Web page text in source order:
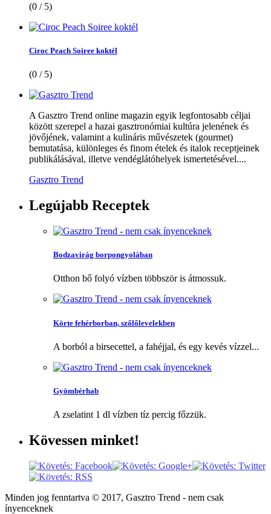
(0 / 5)
Ciroc Peach Soiree koktél
(0 / 5)
A Gasztro Trend online magazin egyik legfontosabb céljai
között szerepel a hazai gasztronómiai kultúra jelenének és
jövőjének, valamint a kulináris művészetek (gourmet)
bemutatása, különleges és finom ételek és italok receptjeinek
publikálásával, illetve vendéglátóhelyek ismertetésével....
Gasztro Trend
Legújabb Receptek
Bodzavirág borpongyolában
Otthon bő folyó vízben többször is átmossuk.
Körte fehérborban, szőlőlevelekben
A borból a birsecettel, a fahéjjal, és egy kevés vízzel...
Gyömbérhab
A zselatint 1 dl vízben tíz percig főzzük.
Kövessen minket!
Minden jog fenntartva © 2017, Gasztro Trend - nem csak
ínyenceknek